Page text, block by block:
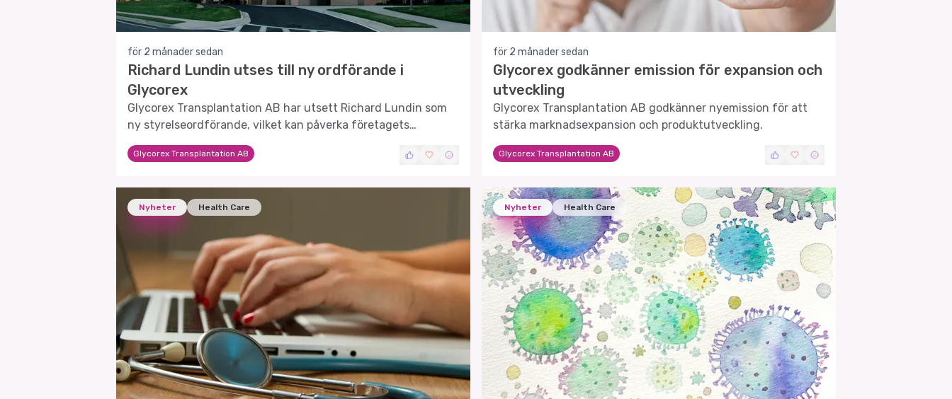
för 2 månader sedan
Richard Lundin utses till ny ordförande i
Glycorex
Glycorex Transplantation AB har utsett Richard Lundin som
ny styrelseordförande, vilket kan påverka företagets
framtida strategi och tillväxt.
Glycorex Transplantation AB
för 2 månader sedan
Glycorex godkänner emission för expansion och
utveckling
Glycorex Transplantation AB godkänner nyemission för att
stärka marknadsexpansion och produktutveckling.
Glycorex Transplantation AB
Nyheter Health Care Nyheter Health Care